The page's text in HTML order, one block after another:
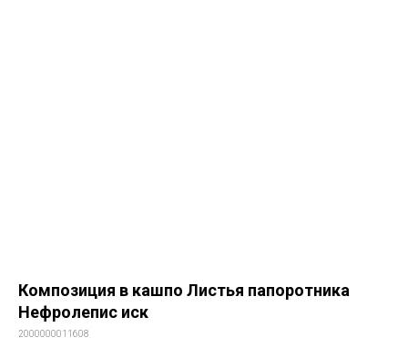
Композиция в кашпо Листья папоротника
Нефролепис иск
2000000011608